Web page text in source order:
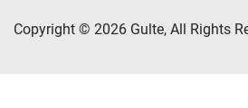
Copyright © 2026 Gulte, All Rights